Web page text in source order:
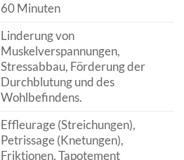
60 Minuten
Linderung von
Muskelverspannungen,
Stressabbau, Förderung der
Durchblutung und des
Wohlbefindens.
Effleurage (Streichungen),
Petrissage (Knetungen),
Friktionen, Tapotement